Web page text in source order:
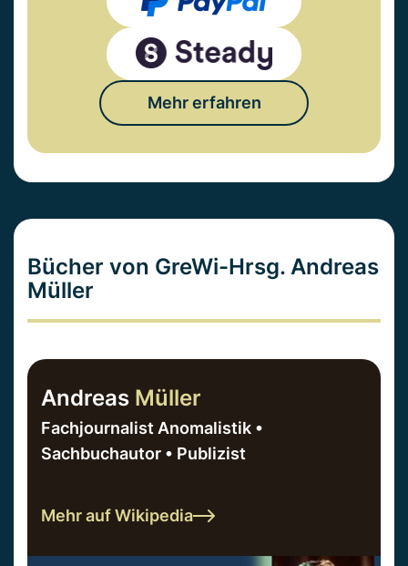
Mehr erfahren
Bücher von GreWi-Hrsg. Andreas
Müller
Andreas Müller
Fachjournalist Anomalistik •
Sachbuchautor • Publizist
Mehr auf Wikipedia